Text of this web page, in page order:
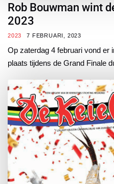
Rob Bouwman wint
2023
2023 7 FEBRUARI, 2023
Op zaterdag 4 februari vond er
plaats tijdens de Grand Finale